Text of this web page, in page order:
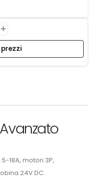
18A, motori 3P,
24V DC.